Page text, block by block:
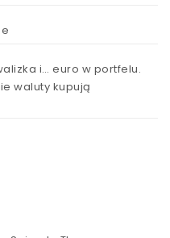
i… euro w portfelu.
waluty kupują